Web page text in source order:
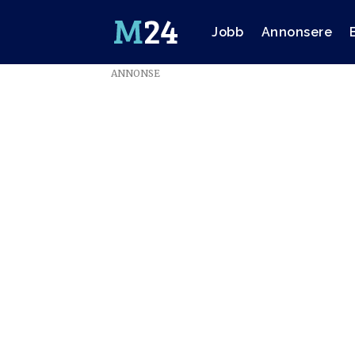
Jobb Annonsere
ANNONSE